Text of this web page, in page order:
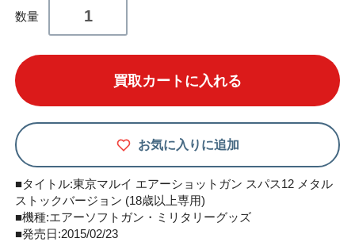
数量
買取カートに入れる
お気に入りに追加
■タイトル:東京マルイ エアーショットガン スパス12 メタル
ストックバージョン (18歳以上専用)
■機種:エアーソフトガン・ミリタリーグッズ
■発売日:2015/02/23